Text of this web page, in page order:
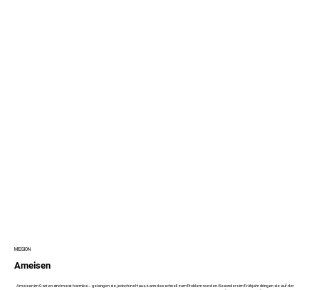
MISSION
Ameisen
Ameisen im Garten sind meist harmlos – gelangen sie jedoch ins Haus, kann das schnell zum Problem werden. Besonders im Frühjahr dringen sie auf der